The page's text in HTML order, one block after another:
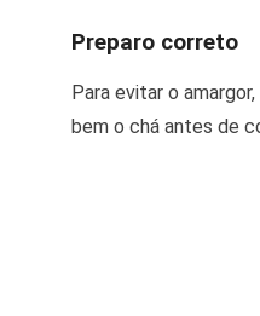
Preparo correto
Para evitar o
bem o chá antes de